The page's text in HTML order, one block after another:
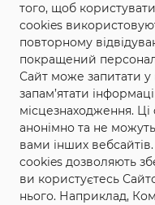
того, щоб
cookies
повторному
покращений
Сайт може запитати
запам’ятати
місцезнаходження.
анонімно та не можуть
вами інших вебсайтів.
cookies дозволяють
ви користуєтесь
нього. Наприклад,